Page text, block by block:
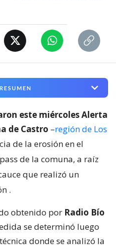
este miércoles Alerta
de Castro –región de Los
de la erosión en el
de la comuna, a raíz
que realizó un
.
obtenido por Radio Bío
se determinó luego
donde se analizó la